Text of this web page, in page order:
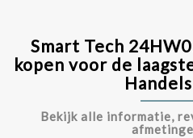
Smart Tech
kopen voor de
Bekijk alle informatie,